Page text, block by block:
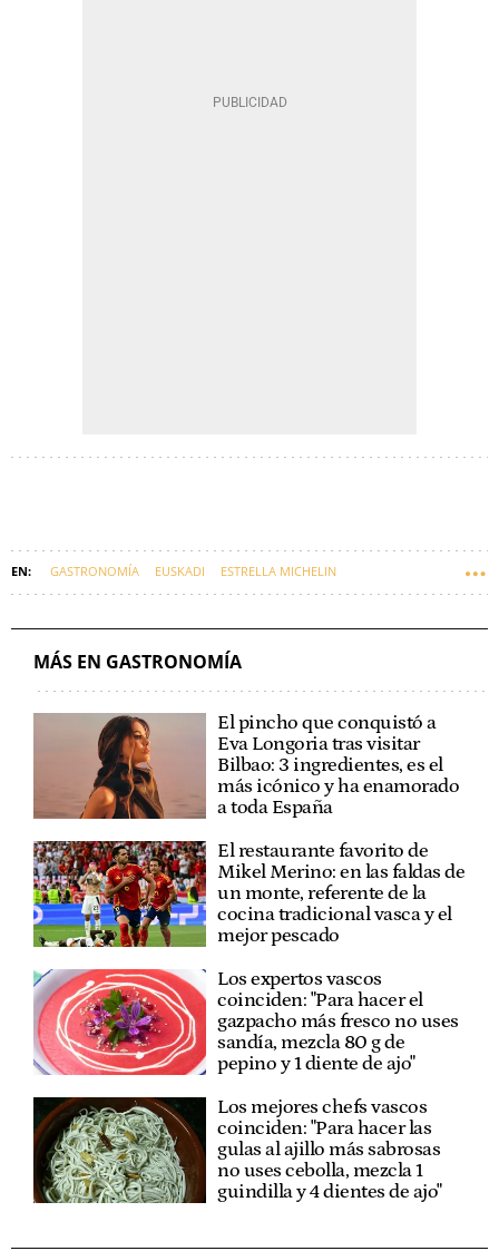
GASTRONOMÍA EUSKADI ESTRELLA MICHELIN
MÁS EN GASTRONOMÍA
El pincho que conquistó a
Eva Longoria tras visitar
Bilbao: 3 ingredientes, es el
más icónico y ha enamorado
a toda España
El restaurante favorito de
Mikel Merino: en las faldas de
un monte, referente de la
cocina tradicional vasca y el
mejor pescado
Los expertos vascos
coinciden: "Para hacer el
gazpacho más fresco no uses
sandía, mezcla 80 g de
pepino y 1 diente de ajo"
Los mejores chefs vascos
coinciden: "Para hacer las
gulas al ajillo más sabrosas
no uses cebolla, mezcla 1
guindilla y 4 dientes de ajo"